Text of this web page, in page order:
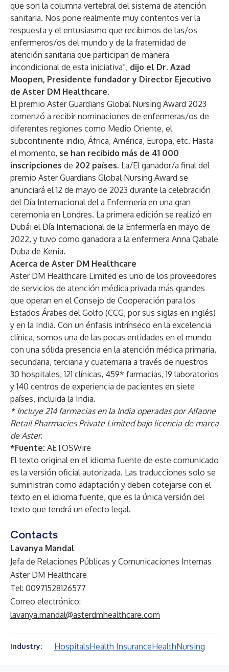
que son la columna vertebral del sistema de atención
sanitaria. Nos pone realmente muy contentos ver la
respuesta y el entusiasmo que recibimos de las/os
enfermeros/os del mundo y de la fraternidad de
atención sanitaria que participan de manera
incondicional de esta iniciativa”, dijo el Dr. Azad
Moopen, Presidente fundador y Director Ejecutivo
de Aster DM Healthcare.
El premio Aster Guardians Global Nursing Award 2023
comenzó a recibir nominaciones de enfermeras/os de
diferentes regiones como Medio Oriente, el
subcontinente indio, África, América, Europa, etc. Hasta
el momento, se han recibido más de 41 000
inscripciones de 202 países. La/El ganador/a final del
premio Aster Guardians Global Nursing Award se
anunciará el 12 de mayo de 2023 durante la celebración
del Día Internacional del a Enfermería en una gran
ceremonia en Londres. La primera edición se realizó en
Dubái el Día Internacional de la Enfermería en mayo de
2022, y tuvo como ganadora a la enfermera Anna Qabale
Duba de Kenia.
Acerca de Aster DM Healthcare
Aster DM Healthcare Limited es uno de los proveedores
de servicios de atención médica privada más grandes
que operan en el Consejo de Cooperación para los
Estados Árabes del Golfo (CCG, por sus siglas en inglés)
y en la India. Con un énfasis intrínseco en la excelencia
clínica, somos una de las pocas entidades en el mundo
con una sólida presencia en la atención médica primaria,
secundaria, terciaria y cuaternaria a través de nuestros
30 hospitales, 121 clínicas, 459* farmacias, 19 laboratorios
y 140 centros de experiencia de pacientes en siete
países, incluida la India.
* Incluye 214 farmacias en la India operadas por Alfaone
Retail Pharmacies Private Limited bajo licencia de marca
de Aster.
*Fuente: AETOSWire
El texto original en el idioma fuente de este comunicado
es la versión oficial autorizada. Las traducciones solo se
suministran como adaptación y deben cotejarse con el
texto en el idioma fuente, que es la única versión del
texto que tendrá un efecto legal.
Contacts
Lavanya Mandal
Jefa de Relaciones Públicas y Comunicaciones Internas
Aster DM Healthcare
Tel: 00971528126577
Correo electrónico:
lavanya.mandal@asterdmhealthcare.com
Industry: HospitalsHealth InsuranceHealthNursing